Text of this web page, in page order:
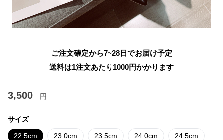
ご注文確定から7~28日でお届け予定
送料は1注文あたり 1000円かかります
3,500 円
サイズ
22.5cm 23.0cm 23.5cm 24.0cm 24.5cm